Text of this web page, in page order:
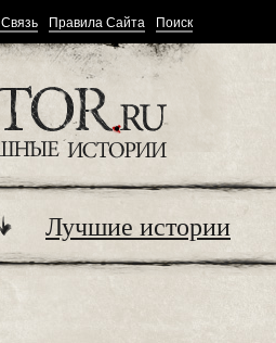
Правила Сайта Поиск
Лучшие истории